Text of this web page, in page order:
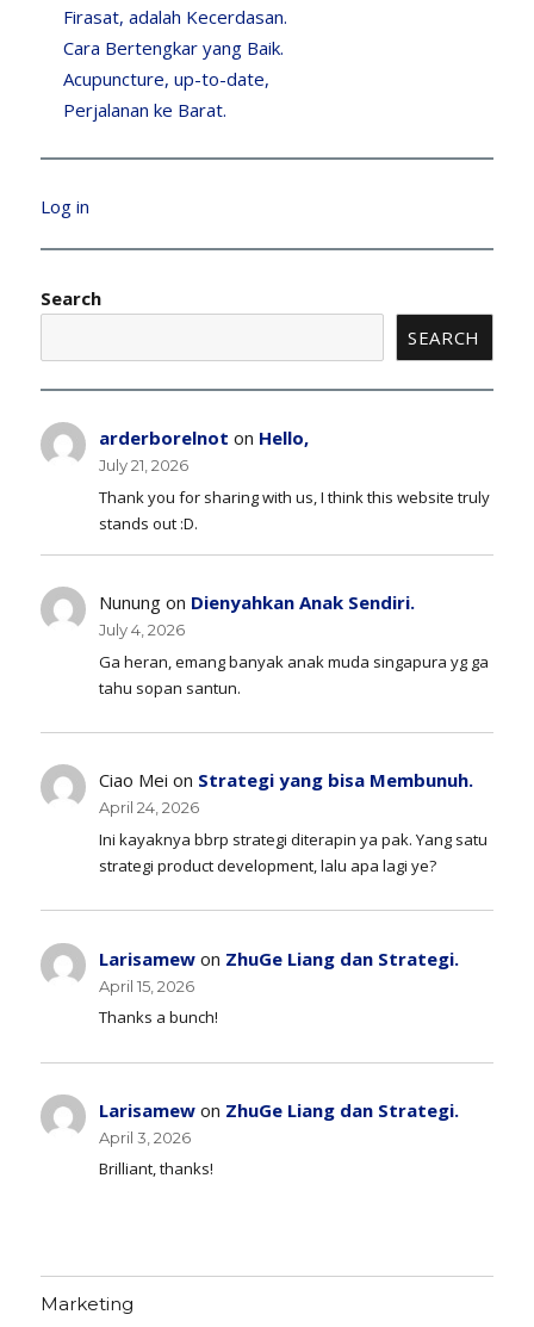
Firasat, adalah Kecerdasan.
Cara Bertengkar yang Baik.
Acupuncture, up-to-date,
Perjalanan ke Barat.
Log in
Search
SEARCH
arderborelnot on Hello,
July 21, 2026
Thank you for sharing with us, I think this website truly
stands out :D.
Nunung on Dienyahkan Anak Sendiri.
July 4, 2026
Ga heran, emang banyak anak muda singapura yg ga
tahu sopan santun.
Ciao Mei on Strategi yang bisa Membunuh.
April 24, 2026
Ini kayaknya bbrp strategi diterapin ya pak. Yang satu
strategi product development, lalu apa lagi ye?
Larisamew on ZhuGe Liang dan Strategi.
April 15, 2026
Thanks a bunch!
Larisamew on ZhuGe Liang dan Strategi.
April 3, 2026
Brilliant, thanks!
Marketing